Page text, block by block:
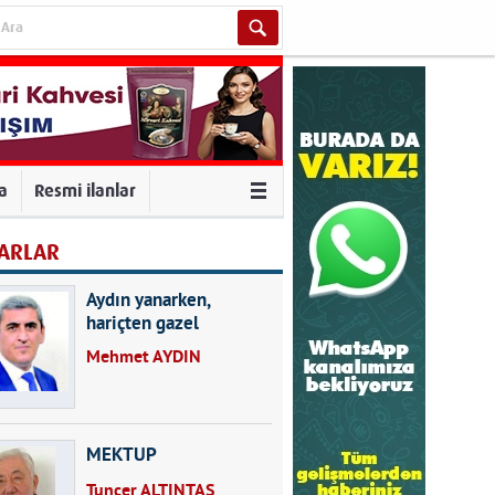
Resmi ilanlar
Aydın yanarken,
hariçten gazel
okuyarak kalpleri de
Mehmet AYDIN
MEKTUP